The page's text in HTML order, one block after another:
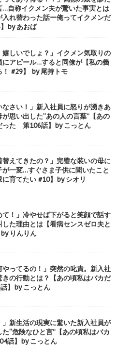
…自称イクメン夫が驚いた事実とは
入れ替わった話ー俺ってイクメンだ
by あおば
嬉しいでしょ？」イクメン気取りの
にアピール…すると同僚が【私の義
！ #29】 by 尾持トモ
なさい！」新入社員に怒りが湧きあ
思い出した“あの人の言葉”【あの
った 第106話】by こっとん
替えてきたの？」完璧な装いの母に
が一変…すぐさま子供に聞いたこと
に育てたい #10】by シオリ
て！」冷やせば下がると笑顔で話す
した理由とは【看病センスゼロ夫と
りんりん
やってるの！」突然の叱責。新入社
きの行動とは？【あの頃私はバカだ
】by こっとん
」新生活の現実に驚いた新入社員が
“危険なひと言”【あの頃私はバカ
話】by こっとん